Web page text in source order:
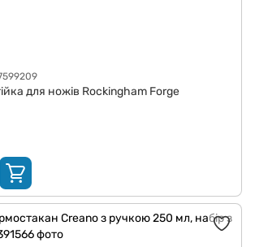
для ножів Rockingham Forge